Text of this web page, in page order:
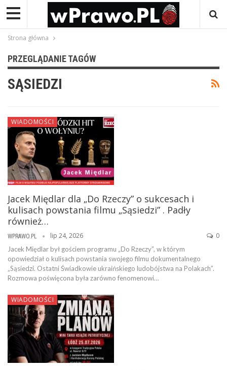
Strona główna
PRZEGLĄDANIE TAGÓW
SĄSIEDZI
WIADOMOŚCI
Jacek Międlar dla „Do Rzeczy” o sukcesach i
kulisach powstania filmu „Sąsiedzi” . Padły
również…
WPRAWO.PL lip 24, 2026 0
Jacek Międlar był gościem programu „Do Rzeczy”, w którym
opowiedział o kulisach powstania swojego filmu dokumentalnego
„Sąsiedzi. Ostatni Świadkowie ukraińskiego ludobójstwa na Polakach”.
Rozmowa poświęcona była zarówno fenomenowi…
WIADOMOŚCI